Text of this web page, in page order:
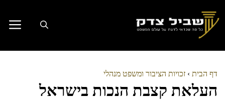
לתוכן
דף הבית › זכויות הציבור ומשפט מנהלי
העלאת קצבת הנכות בישראל